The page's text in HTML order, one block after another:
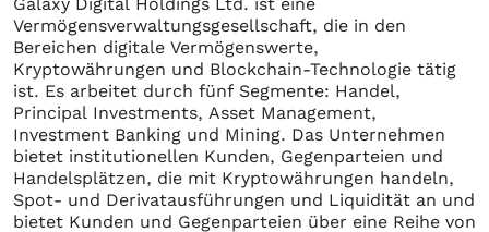
Vermögensverwaltungsgesellschaft, die in den
Bereichen digitale Vermögenswerte,
Kryptowährungen und Blockchain-Technologie tätig
ist. Es arbeitet durch fünf Segmente: Handel,
Principal Investments, Asset Management,
Investment Banking und Mining. Das Unternehmen
bietet institutionellen Kunden, Gegenparteien und
Handelsplätzen, die mit Kryptowährungen handeln,
Spot- und Derivatausführungen und Liquidität an und
bietet Kunden und Gegenparteien über eine Reihe von